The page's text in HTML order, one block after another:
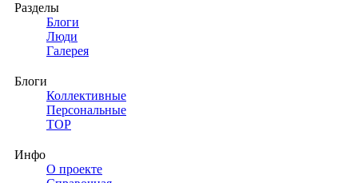
Разделы
Блоги
Люди
Галерея
Блоги
Коллективные
Персональные
TOP
Инфо
О проекте